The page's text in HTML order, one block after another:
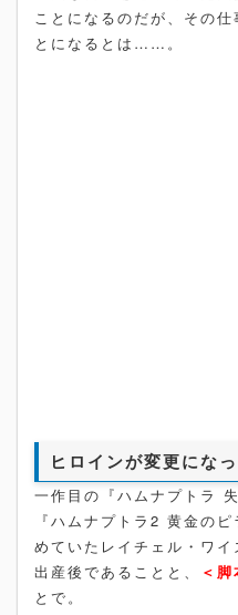
ことになるのだが、その
とになるとは……。
ヒロインが変更にな
一作目の『ハムナプトラ
『ハムナプトラ2 黄金の
めていたレイチェル・ワイ
出産後であることと、
＜
とで。